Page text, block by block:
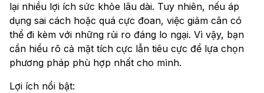
lại nhiều lợi ích sức khỏe lâu dài. Tuy nhiên, nếu áp
dụng sai cách hoặc quá cực đoan, việc giảm cân có
thể đi kèm với những rủi ro đáng lo ngại. Vì vậy, bạn
cần hiểu rõ cả mặt tích cực lẫn tiêu cực để lựa chọn
phương pháp phù hợp nhất cho mình.
Lợi ích nổi bật: